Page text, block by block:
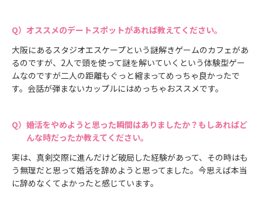
オススメのデートスポットがあれば教えてください。
大阪にあるスタジオエスケープという謎解きゲームのカフェがあ
るのですが、2人で頭を使って謎を解いていくという体験型ゲー
ムなのですが二人の距離もぐっと縮まってめっちゃ良かったで
す。会話が弾まないカップルにはめっちゃおススメです。
婚活をやめようと思った瞬間はありましたか？もしあればど
んな時だったか教えてください。
実は、真剣交際に進んだけど破局した経験があって、その時はも
う無理だと思って婚活を辞めようと思ってました。今思えば本当
に辞めなくてよかったと感じています。